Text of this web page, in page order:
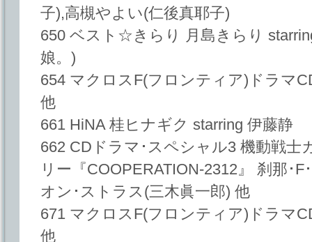
子),高槻やよい(仁後真耶子)
650 ベスト☆きらり 月島きらり
娘。)
654 マクロスF(フロンティア)ドラマ
他
661 HiNA 桂ヒナギク starring 伊藤静
662 CDドラマ･スペシャル3 機動戦士
リー『COOPERATION-2312』 刹那･
オン･ストラス(三木眞一郎) 他
671 マクロスF(フロンティア)ドラマ
他